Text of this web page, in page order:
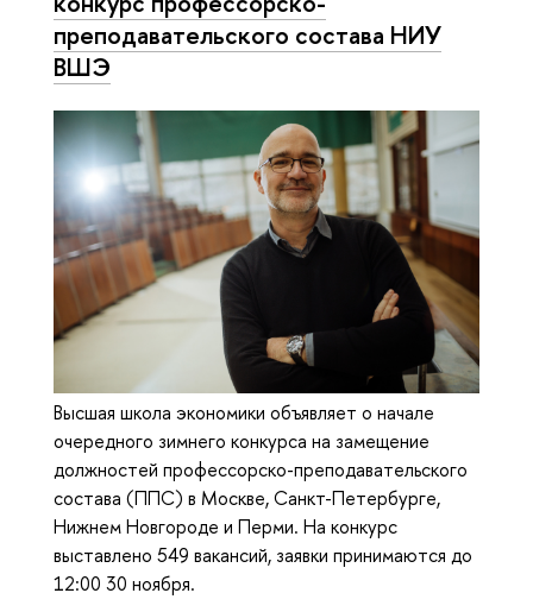
преподавательского состава НИУ
ВШЭ
Высшая школа экономики объявляет о начале
очередного зимнего конкурса на замещение
должностей профессорско-преподавательского
состава (ППС) в Москве, Санкт-Петербурге,
Нижнем Новгороде и Перми. На конкурс
выставлено 549 вакансий, заявки принимаются до
12:00 30 ноября.